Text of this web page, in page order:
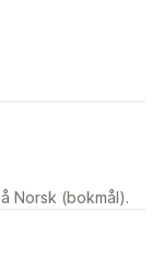
Norsk (bokmål).